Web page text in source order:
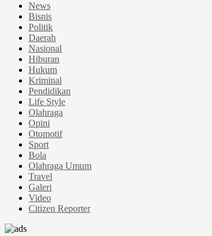
News
Bisnis
Politik
Daerah
Nasional
Hiburan
Hukum
Kriminal
Pendidikan
Life Style
Olahraga
Opini
Otomotif
Sport
Bola
Olahraga Umum
Travel
Galeri
Video
Citizen Reporter